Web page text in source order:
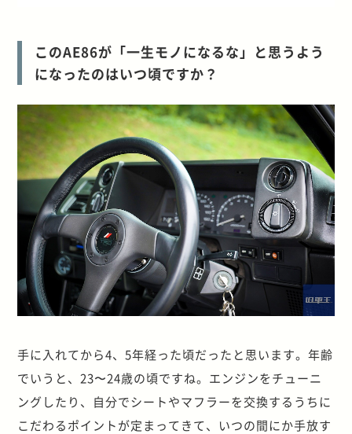
このAE86が「一生モノになるな」と思うよう
になったのはいつ頃ですか？
手に入れてから4、5年経った頃だったと思います。年齢
でいうと、23〜24歳の頃ですね。エンジンをチューニ
ングしたり、自分でシートやマフラーを交換するうちに
こだわるポイントが定まってきて、いつの間にか手放す